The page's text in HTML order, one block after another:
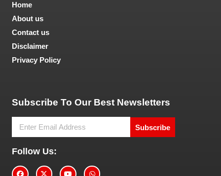
Home
About us
Contact us
Disclaimer
Privacy Policy
Subscribe To Our Best Newsletters
Subscribe
Follow Us: